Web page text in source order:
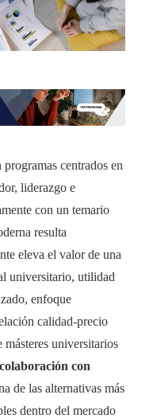
centrados en
liderazgo e
con un temario
resulta
eleva el valor de una
universitario, utilidad
enfoque
calidad-precio
universitarios
con
de las alternativas más
dentro del mercado